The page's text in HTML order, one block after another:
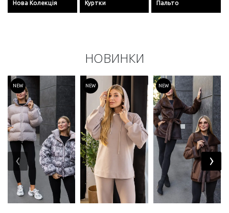
Нова Колекція Куртки Пальто
НОВИНКИ
NEW NEW NEW
‹ ›